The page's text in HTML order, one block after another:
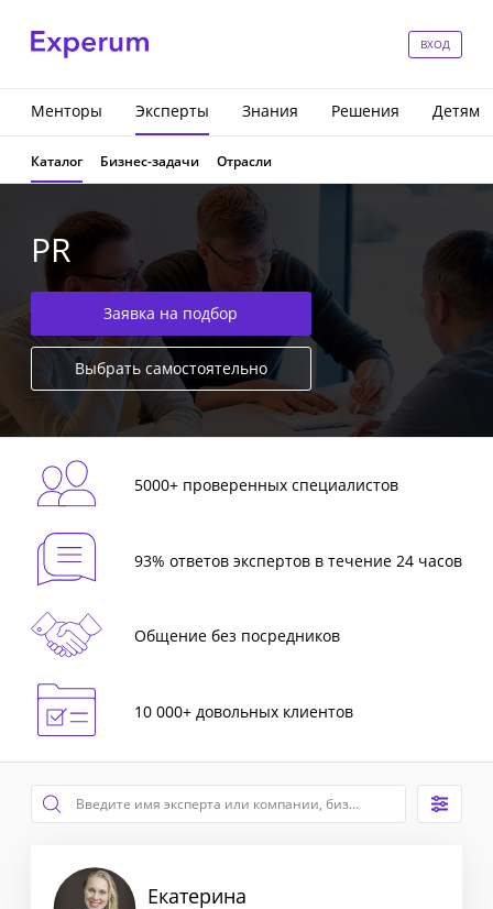
ВХОД
Менторы Эксперты Знания Решения Детям
Каталог Бизнес-задачи Отрасли
PR
Заявка на подбор
Выбрать самостоятельно
5000+ проверенных специалистов
93% ответов экспертов в течение 24 часов
Общение без посредников
10 000+ довольных клиентов
Екатерина